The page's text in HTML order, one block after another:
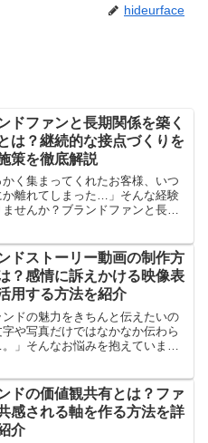
hideurface
ドファンと長期関係を築く
は？継続的な接点づくりを
策を徹底解説
かく集まってくれたお客様、いつ
か離れてしまった…」そんな経験
ませんか？ブランドファンと長く
く工夫が重要です。でも、具体的
すれば“ファン離れ...
ドストーリー動画の制作方
？感情に訴えかける映像表
用する方法を紹介
ンドの魅力をきちんと伝えたいの
字や写真だけではなかなか伝わら
」そんなお悩みを抱えていませ
ップさせています。でも、「動画
て難しそう」「...
ドの価値観共有とは？ファ
感される軸を作る方法を詳
介